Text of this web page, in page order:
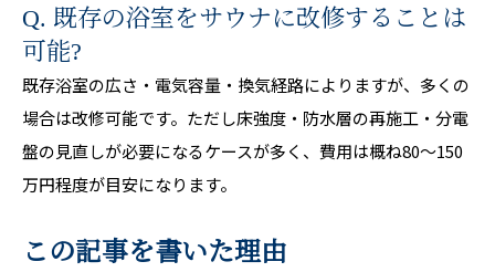
Q. 既存の浴室をサウナに改修することは
可能?
既存浴室の広さ・電気容量・換気経路によりますが、多くの
場合は改修可能です。ただし床強度・防水層の再施工・分電
盤の見直しが必要になるケースが多く、費用は概ね80〜150
万円程度が目安になります。
この記事を書いた理由